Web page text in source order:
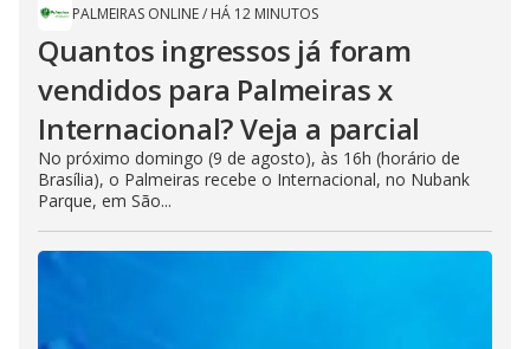
PALMEIRAS ONLINE/ HÁ 12 MINUTOS
Quantos ingressos já foram
vendidos para Palmeiras x
Internacional? Veja a parcial
No próximo domingo (9 de agosto), às 16h (horário de
Brasília), o Palmeiras recebe o Internacional, no Nubank
Parque, em São...